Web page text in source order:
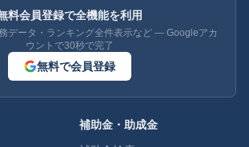
料会員登録で全機能を利用
データ・ランキング全件表示など — Googleアカ
ウントで30秒で完了
無料で会員登録
補助金・助成金